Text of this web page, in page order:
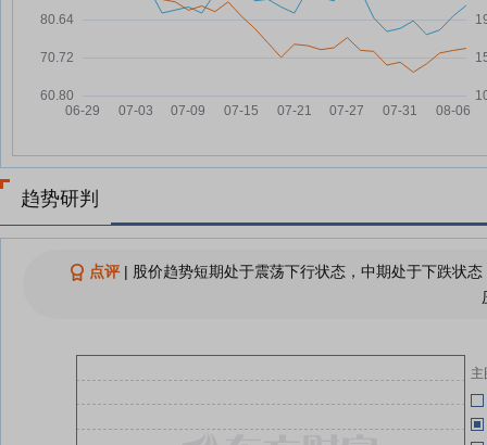
亚翔集成8月3日盘中跌幅达5%
08-03
QFII二季度调仓呈现“头部化”特征
08-03
亚翔集成上半年利润大增带不来正
07-31
上半年净利润同比增长204.80%
04-30
趋势研判
点评| 股价趋势短期处于震荡下行状态，中期处于下跌状
主